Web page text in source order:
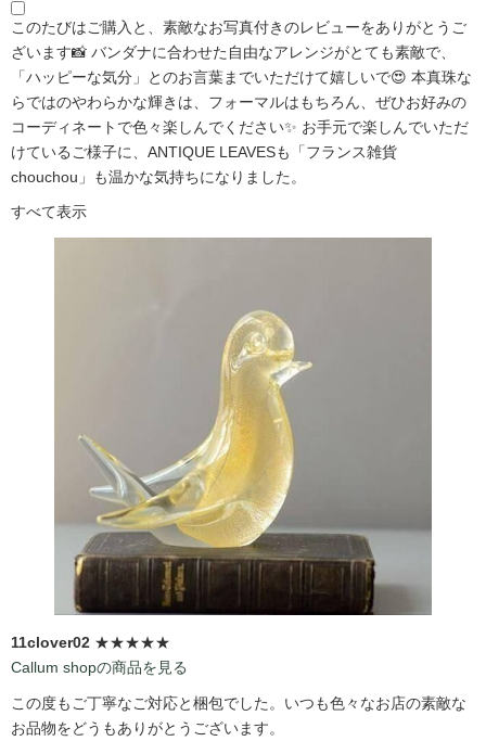
このたびはご購入と、素敵なお写真付きのレビューをありがとうご
ざいます📸 バンダナに合わせた自由なアレンジがとても素敵で、
「ハッピーな気分」とのお言葉までいただけて嬉しいで😍 本真珠な
らではのやわらかな輝きは、フォーマルはもちろん、ぜひお好みの
コーディネートで色々楽しんでください✨ お手元で楽しんでいただ
けているご様子に、ANTIQUE LEAVESも「フランス雑貨
chouchou」も温かな気持ちになりました。
すべて表示
11clover02 ★★★★★
Callum shopの商品を見る
この度もご丁寧なご対応と梱包でした。いつも色々なお店の素敵な
お品物をどうもありがとうございます。